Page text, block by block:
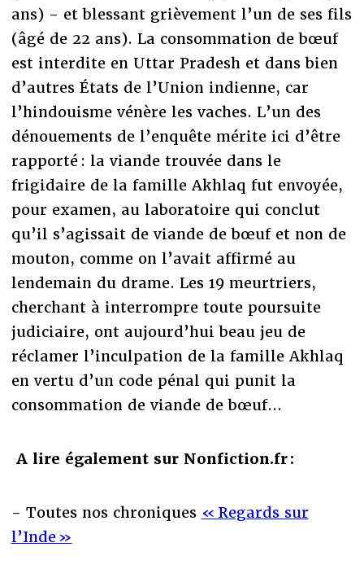
ans) - et blessant grièvement l’un de ses fils
(âgé de 22 ans). La consommation de bœuf
est interdite en Uttar Pradesh et dans bien
d’autres États de l’Union indienne, car
l’hindouisme vénère les vaches. L’un des
dénouements de l’enquête mérite ici d’être
rapporté : la viande trouvée dans le
frigidaire de la famille Akhlaq fut envoyée,
pour examen, au laboratoire qui conclut
qu’il s’agissait de viande de bœuf et non de
mouton, comme on l’avait affirmé au
lendemain du drame. Les 19 meurtriers,
cherchant à interrompre toute poursuite
judiciaire, ont aujourd’hui beau jeu de
réclamer l’inculpation de la famille Akhlaq
en vertu d’un code pénal qui punit la
consommation de viande de bœuf...
A lire également sur Nonfiction.fr :
- Toutes nos chroniques « Regards sur
l’Inde »